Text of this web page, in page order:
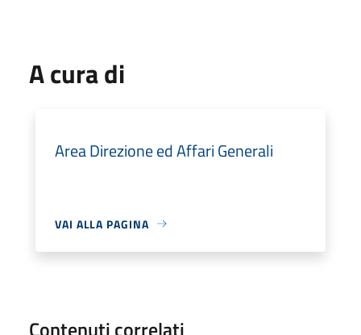
A cura di
Area Direzione ed Affari Generali
VAI ALLA PAGINA
Contenuti correlati